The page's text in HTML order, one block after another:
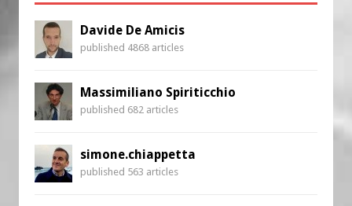
Davide De Amicis
published 4868 articles
Massimiliano Spiriticchio
published 682 articles
simone.chiappetta
published 563 articles